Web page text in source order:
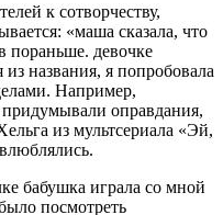
к сотворчеству,
«маша сказала, что
пораньше. девочке
из названия, я попробовала
Например,
оправдания,
из мультсериала «Эй,
бабушка играла со мной
посмотреть